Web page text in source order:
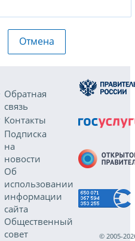
Отмена
Обратная
связь
Контакты
Подписка
на
новости
Об
использовании
информации
сайта
Общественный
совет
© 2005-